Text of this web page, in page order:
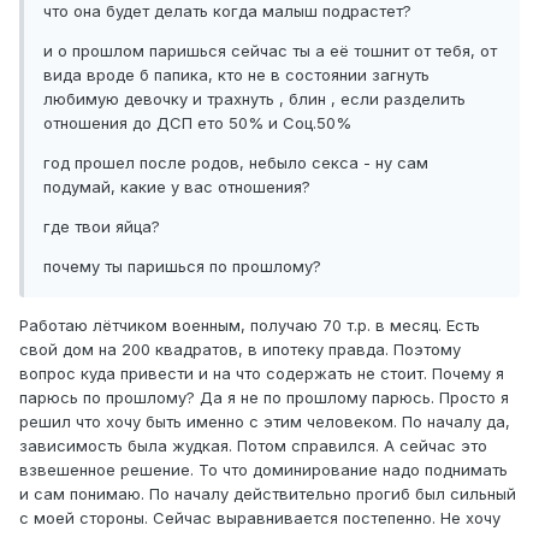
что она будет делать когда малыш подрастет?
и о прошлом паришься сейчас ты а её тошнит от тебя, от
вида вроде б папика, кто не в состоянии загнуть
любимую девочку и трахнуть , блин , если разделить
отношения до ДСП ето 50% и Соц.50%
год прошел после родов, небыло секса - ну сам
подумай, какие у вас отношения?
где твои яйца?
почему ты паришься по прошлому?
Работаю лётчиком военным, получаю 70 т.р. в месяц. Есть
свой дом на 200 квадратов, в ипотеку правда. Поэтому
вопрос куда привести и на что содержать не стоит. Почему я
парюсь по прошлому? Да я не по прошлому парюсь. Просто я
решил что хочу быть именно с этим человеком. По началу да,
зависимость была жудкая. Потом справился. А сейчас это
взвешенное решение. То что доминирование надо поднимать
и сам понимаю. По началу действительно прогиб был сильный
с моей стороны. Сейчас выравнивается постепенно. Не хочу